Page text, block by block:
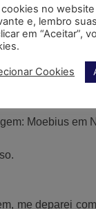
Moebius em
me deparei